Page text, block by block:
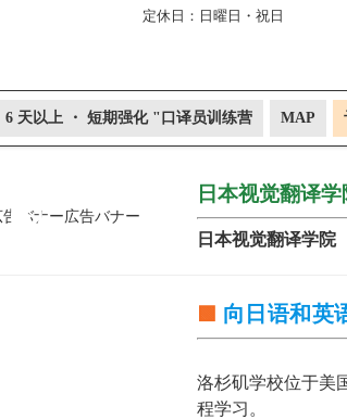
定休日：日曜日・祝日
6 天以上 ・ 短期强化 "口译员训练营 MAP
日本视觉翻译
日本视觉翻译学院
向日语和英
洛杉矶学校位于美
程学习。